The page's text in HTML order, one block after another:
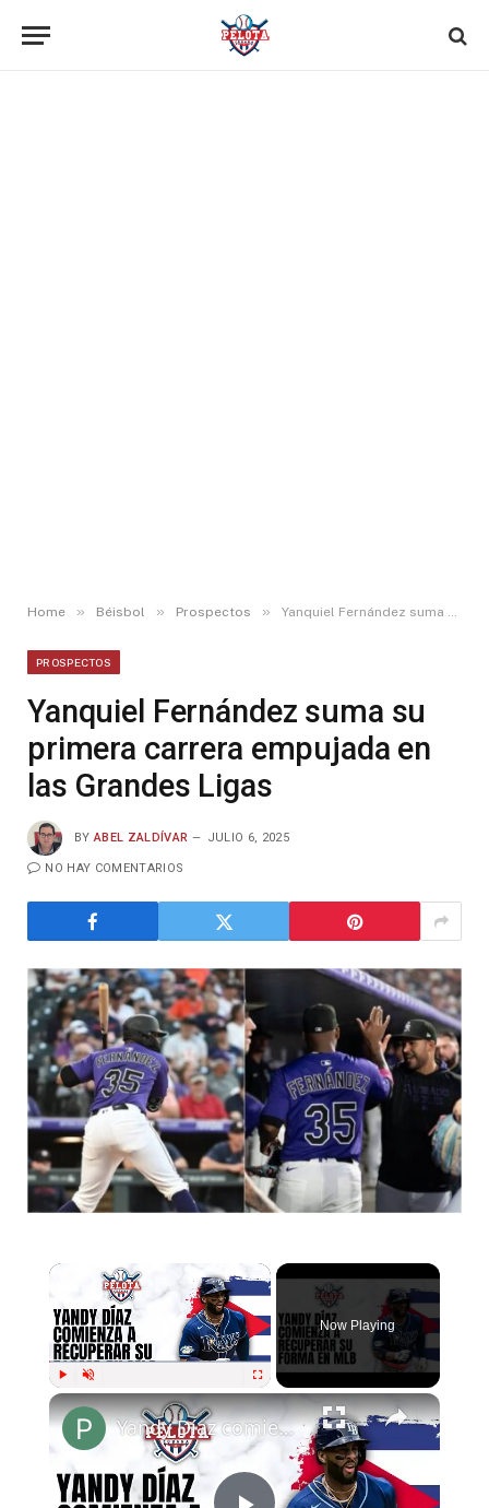
Home » Béisbol » Prospectos » Yanquiel Fernández suma su primera carrera empujada en las Grandes Ligas
PROSPECTOS
Yanquiel Fernández suma su
primera carrera empujada en
las Grandes Ligas
BY ABEL ZALDÍVAR JULIO 6, 2025
NO HAY COMENTARIOS
Play Unmute Fullscreen
Now Playing
Yandy Díaz comienza a recuperar su forma en MLB